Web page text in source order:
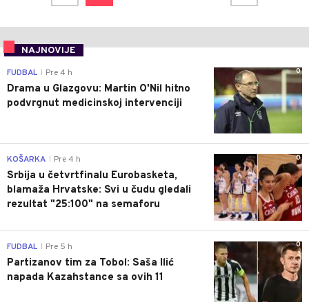
NAJNOVIJE
0
FUDBAL Pre 4 h
Drama u Glazgovu: Martin O'Nil hitno
podvrgnut medicinskoj intervenciji
0
KOŠARKA Pre 4 h
Srbija u četvrtfinalu Eurobasketa,
blamaža Hrvatske: Svi u čudu gledali
rezultat "25:100" na semaforu
0
FUDBAL Pre 5 h
Partizanov tim za Tobol: Saša Ilić
napada Kazahstance sa ovih 11